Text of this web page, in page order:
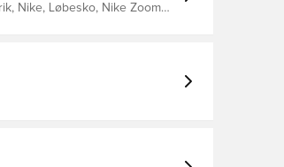
Nike, Løbesko, Nike Zoom